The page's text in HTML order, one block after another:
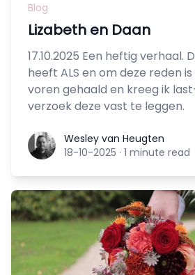
Blog
Lizabeth en Daan
17.10.2025 Een heftig verhaal.
heeft ALS en om deze reden
voren gehaald en kreeg ik
verzoek deze vast te leggen.
Wesley van Heugten
Wesley van Heugten
18-10-2025 · 1 minute read